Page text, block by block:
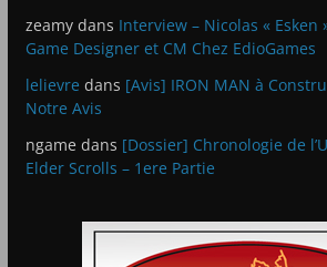
zeamydans Interview – Nicolas « Esken
Game Designer et CM Chez EdioGames
lelievre dans [Avis] IRON MAN à
Notre Avis
ngame dans [Dossier] Chronologie de
Elder Scrolls – 1ere Partie